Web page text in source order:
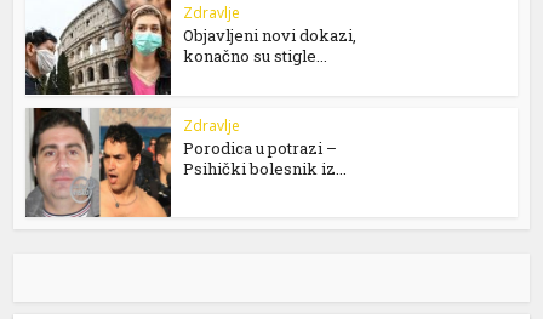
Zdravlje
Objavljeni novi dokazi,
konačno su stigle...
Zdravlje
Porodica u potrazi –
Psihički bolesnik iz...